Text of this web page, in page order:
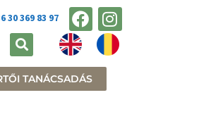
30 369 83 97
TANÁCSADÁS